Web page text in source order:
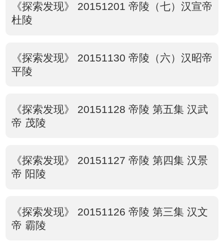
《探索发现》 20151201 帝陵（七）汉宣帝
杜陵
《探索发现》 20151130 帝陵（六）汉昭帝
平陵
《探索发现》 20151128 帝陵 第五集 汉武
帝 茂陵
《探索发现》 20151127 帝陵 第四集 汉景
帝 阳陵
《探索发现》 20151126 帝陵 第三集 汉文
帝 霸陵